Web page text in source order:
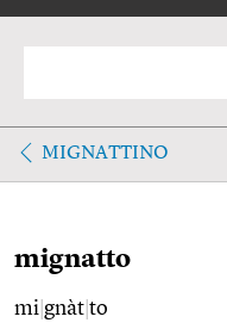
MIGNATTINO
mignatto
mi gnàt to